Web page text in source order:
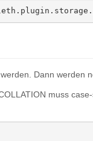
Dann werden
muss